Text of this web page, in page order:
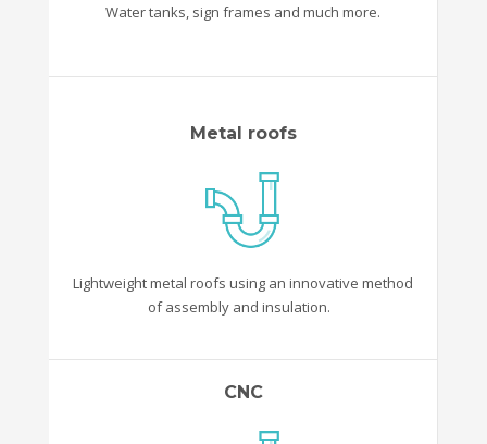
Water tanks, sign frames and much more.
Metal roofs
Lightweight metal roofs using an innovative method
of assembly and insulation.
CNC